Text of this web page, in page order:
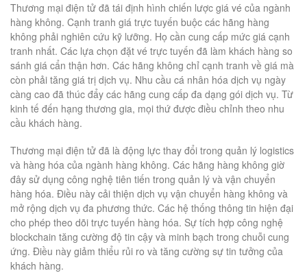
Thương mại điện tử đã tái định hình chiến lược giá vé của ngành
hàng không. Cạnh tranh giá trực tuyến buộc các hãng hàng
không phải nghiên cứu kỹ lưỡng. Họ cần cung cấp mức giá cạnh
tranh nhất. Các lựa chọn đặt vé trực tuyến đã làm khách hàng so
sánh giá cẩn thận hơn. Các hãng không chỉ cạnh tranh về giá mà
còn phải tăng giá trị dịch vụ. Nhu cầu cá nhân hóa dịch vụ ngày
càng cao đã thúc đẩy các hãng cung cấp đa dạng gói dịch vụ. Từ
kinh tế đến hạng thương gia, mọi thứ được điều chỉnh theo nhu
cầu khách hàng.
Thương mại điện tử đã là động lực thay đổi trong quản lý logistics
và hàng hóa của ngành hàng không. Các hãng hàng không giờ
đây sử dụng công nghệ tiên tiến trong quản lý và vận chuyển
hàng hóa. Điều này cải thiện dịch vụ vận chuyển hàng không và
mở rộng dịch vụ đa phương thức. Các hệ thống thông tin hiện đại
cho phép theo dõi trực tuyến hàng hóa. Sự tích hợp công nghệ
blockchain tăng cường độ tin cậy và minh bạch trong chuỗi cung
ứng. Điều này giảm thiểu rủi ro và tăng cường sự tin tưởng của
khách hàng.